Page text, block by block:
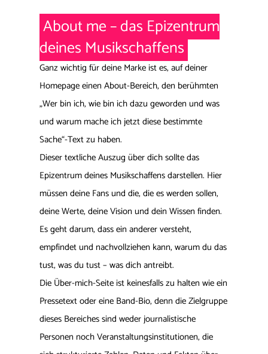
About me – das Epizentrum
deines Musikschaffens
Ganz wichtig für deine Marke ist es, auf deiner
Homepage einen About-Bereich, den berühmten
„Wer bin ich, wie bin ich dazu geworden und was
und warum mache ich jetzt diese bestimmte
Sache“-Text zu haben.
Dieser textliche Auszug über dich sollte das
Epizentrum deines Musikschaffens darstellen. Hier
müssen deine Fans und die, die es werden sollen,
deine Werte, deine Vision und dein Wissen finden.
Es geht darum, dass ein anderer versteht,
empfindet und nachvollziehen kann, warum du das
tust, was du tust – was dich antreibt.
Die Über-mich-Seite ist keinesfalls zu halten wie ein
Pressetext oder eine Band-Bio, denn die Zielgruppe
dieses Bereiches sind weder journalistische
Personen noch Veranstaltungsinstitutionen, die